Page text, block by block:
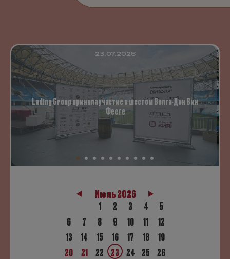
23.07.2026
Luding Group приняла участие в шестом Волга-Дон Вин
Фесте
Июль 2026
1
2 3 4
5
6
7 8 9 10 11
12
13
14 15 16 17 18
19
20
21 22 23 24 25 26